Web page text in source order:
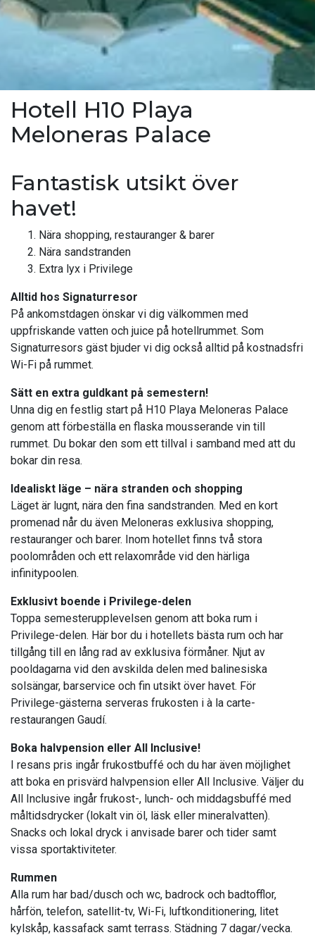
Hotell H10 Playa
Meloneras Palace
Fantastisk utsikt över
havet!
Nära shopping, restauranger & barer
Nära sandstranden
Extra lyx i Privilege
Alltid hos Signaturresor
På ankomstdagen önskar vi dig välkommen med
uppfriskande vatten och juice på hotellrummet. Som
Signaturresors gäst bjuder vi dig också alltid på kostnadsfri
Wi-Fi på rummet.
Sätt en extra guldkant på semestern!
Unna dig en festlig start på H10 Playa Meloneras Palace
genom att förbeställa en flaska mousserande vin till
rummet. Du bokar den som ett tillval i samband med att du
bokar din resa.
Idealiskt läge – nära stranden och shopping
Läget är lugnt, nära den fina sandstranden. Med en kort
promenad når du även Meloneras exklusiva shopping,
restauranger och barer. Inom hotellet finns två stora
poolområden och ett relaxområde vid den härliga
infinitypoolen.
Exklusivt boende i Privilege-delen
Toppa semesterupplevelsen genom att boka rum i
Privilege-delen. Här bor du i hotellets bästa rum och har
tillgång till en lång rad av exklusiva förmåner. Njut av
pooldagarna vid den avskilda delen med balinesiska
solsängar, barservice och fin utsikt över havet. För
Privilege-gästerna serveras frukosten i à la carte-
restaurangen Gaudí.
Boka halvpension eller All Inclusive!
I resans pris ingår frukostbuffé och du har även möjlighet
att boka en prisvärd halvpension eller All Inclusive. Väljer du
All Inclusive ingår frukost-, lunch- och middagsbuffé med
måltidsdrycker (lokalt vin öl, läsk eller mineralvatten).
Snacks och lokal dryck i anvisade barer och tider samt
vissa sportaktiviteter.
Rummen
Alla rum har bad/dusch och wc, badrock och badtofflor,
hårfön, telefon, satellit-tv, Wi-Fi, luftkonditionering, litet
kylskåp, kassafack samt terrass. Städning 7 dagar/vecka.